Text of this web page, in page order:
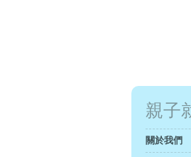
親子
關於我們